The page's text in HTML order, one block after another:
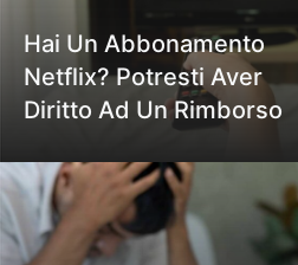
Hai Un Abbonamento
Netflix? Potresti Aver
Diritto Ad Un Rimborso